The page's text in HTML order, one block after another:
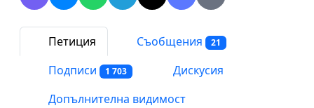
Петиция Съобщения 21
Подписи 1 703
Дискусия
Допълнителна видимост